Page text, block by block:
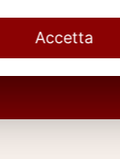
Accetta